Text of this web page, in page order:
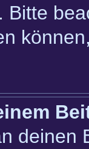
Bitte
deinen